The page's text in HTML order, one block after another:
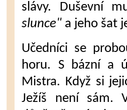
slávy. Duševní
slunce" a jeho šat
Učedníci se
horu. S bázní a
Mistra. Když si
Ježíš není sám.